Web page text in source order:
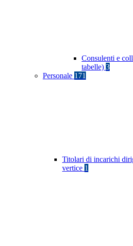
Consulenti e
tabelle) 3
Personale 171
Titolari di incarichi
vertice 1